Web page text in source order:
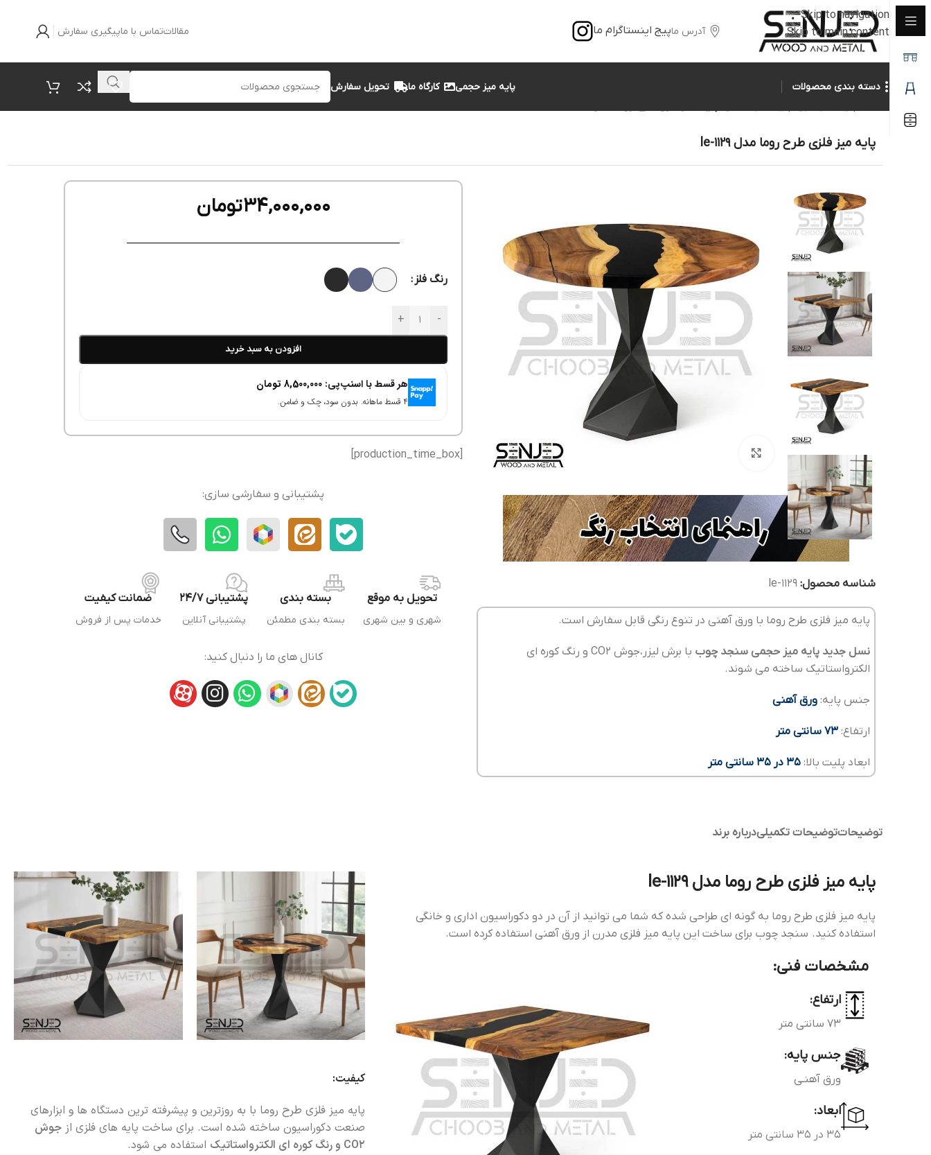
Skip to navigation
Skip to main content
آدرس ماپیج اینستاگرام ما مقالاتتماس با ماپیگیری سفارش
دسته بندی محصولات پایه میز حجمی کارگاه ما تحویل سفارش
پایه میز فلزی طرح روما مدل le-1129
شناسه محصول: le-1129
پایه میز فلزی طرح روما با ورق آهنی در تنوع رنگی قابل سفارش است.
نسل جدید پایه میز حجمی سنجد چوب
با برش لیزر،جوش CO2 و رنگ کوره ای
الکترواستاتیک ساخته می شوند.
جنس پایه: ورق آهنی
ارتفاع: 73 سانتی متر
ابعاد پلیت بالا: 35 در 35 سانتی متر
34,000,000تومان
رنگ فلز
-
+
افزودن به سبد خرید
هر قسط با اسنپ‌پی: 8,500,000 تومان
۴ قسط ماهانه. بدون سود، چک و ضامن.
پشتیبانی و سفارشی سازی:
تحویل به موقع
شهری و بین شهری
بسته بندی
بسته بندی مطمئن
پشتیبانی 24/7
پشتیبانی آنلاین
ضمانت کیفیت
خدمات پس از فروش
کانال های ما را دنبال کنید:
توضیحاتتوضیحات تکمیلیدرباره برند
پایه میز فلزی طرح روما مدل le-1129
پایه میز فلزی طرح روما به گونه ای طراحی شده که شما می توانید از آن در دو دکوراسیون اداری و خانگی
استفاده کنید. سنجد چوب برای ساخت این پایه میز فلزی مدرن از ورق آهنی استفاده کرده است.
مشخصات فنی:
ارتفاع:
73 سانتی متر
جنس پایه:
ورق آهنـی
ابعاد:
35 در 35 سانتی متر
کیفیت:
پایه میز فلزی طرح روما با به روزترین و پیشرفته ترین دستگاه ها و ابزارهای
صنعت دکوراسیون ساخته شده است. برای ساخت پایه های فلزی از جوش
CO2 و رنگ کوره ای الکترواستاتیک
استفاده می شود.